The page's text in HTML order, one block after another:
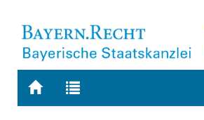
Zur
Zur